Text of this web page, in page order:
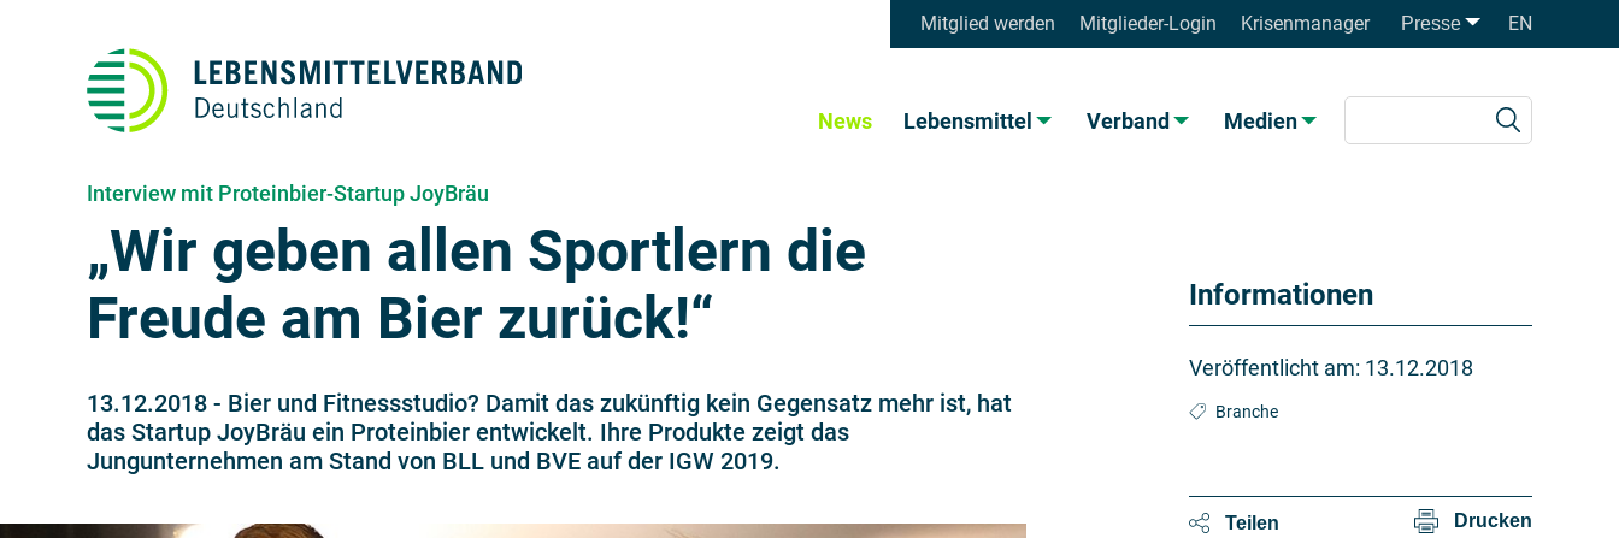
Mitglied werden Mitglieder-Login Krisenmanager Presse EN
News Lebensmittel Verband Medien
Interview mit Proteinbier-Startup JoyBräu
„Wir geben allen Sportlern die
Freude am Bier zurück!“
13.12.2018 - Bier und Fitnessstudio? Damit das zukünftig kein Gegensatz mehr ist, hat
das Startup JoyBräu ein Proteinbier entwickelt. Ihre Produkte zeigt das
Jungunternehmen am Stand von BLL und BVE auf der IGW 2019.
Informationen
Veröffentlicht am: 13.12.2018
Branche
Teilen Drucken